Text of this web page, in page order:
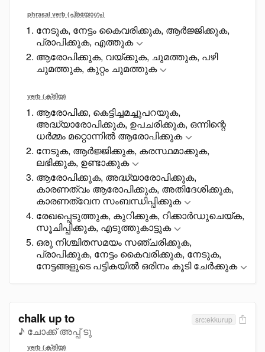
phrasal verb (പ്രയോഗം)
നേടുക, നേട്ടം കെെവരിക്കുക, ആർജ്ജിക്കുക,
പ്രാപിക്കുക, എത്തുക
ആരോപിക്കുക, വയ്ക്കുക, ചുമത്തുക, പഴി
ചുമത്തുക, കുറ്റം ചുമത്തുക
verb (ക്രിയ)
ആരോപിക്ക, കെട്ടിച്ചമച്ചുപറയുക,
അദ്ധ്യാരോപിക്കുക, ഉപചരിക്കുക, ഒന്നിന്റെ
ധർമ്മം മറ്റൊന്നിൽ ആരോപിക്കുക
നേടുക, ആർജ്ജിക്കുക, കരസ്ഥമാക്കുക,
ലഭിക്കുക, ഉണ്ടാക്കുക
ആരോപിക്കുക, അദ്ധ്യാരോപിക്കുക,
കാരണത്വം ആരോപിക്കുക, അതിദേശിക്കുക,
കാരണത്വേന സംബന്ധിപ്പിക്കുക
രേഖപ്പെടുത്തുക, കുറിക്കുക, റിക്കാർഡുചെയ്ക,
സൂചിപ്പിക്കുക, എടുത്തുകാട്ടുക
ഒരു നിശ്ചിതസമയം സഞ്ചരിക്കുക,
പ്രാപിക്കുക, നേട്ടം കെെവരിക്കുക, നേടുക,
നേട്ടങ്ങളുടെ പട്ടികയിൽ ഒരിനം കൂടി ചേർക്കുക
chalk up to
♪ ചോക്ക് അപ്പ് ടു
src:ekkurup
verb (ക്രിയ)